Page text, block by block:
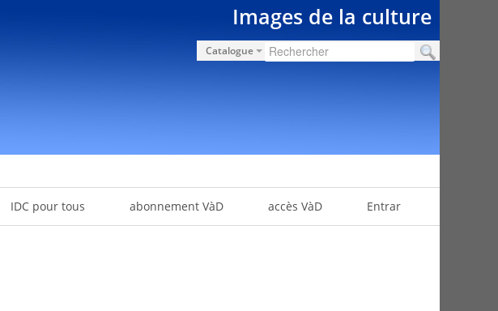
Images de la culture
Catalogue
IDC pour tous abonnement VàD accès VàD Entrar